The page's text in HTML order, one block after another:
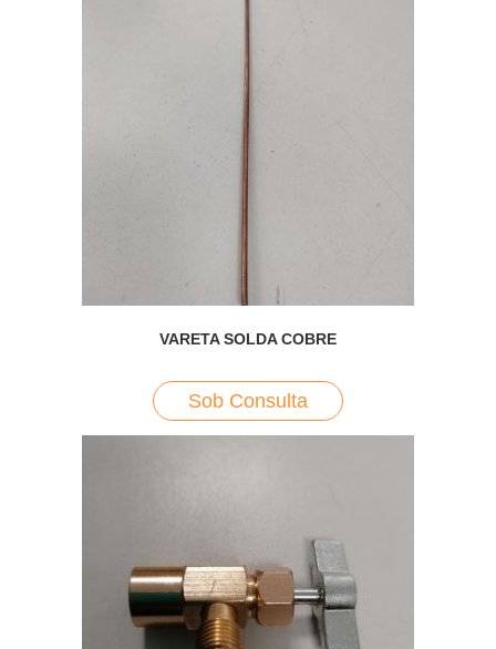
VARETA SOLDA COBRE
Sob Consulta